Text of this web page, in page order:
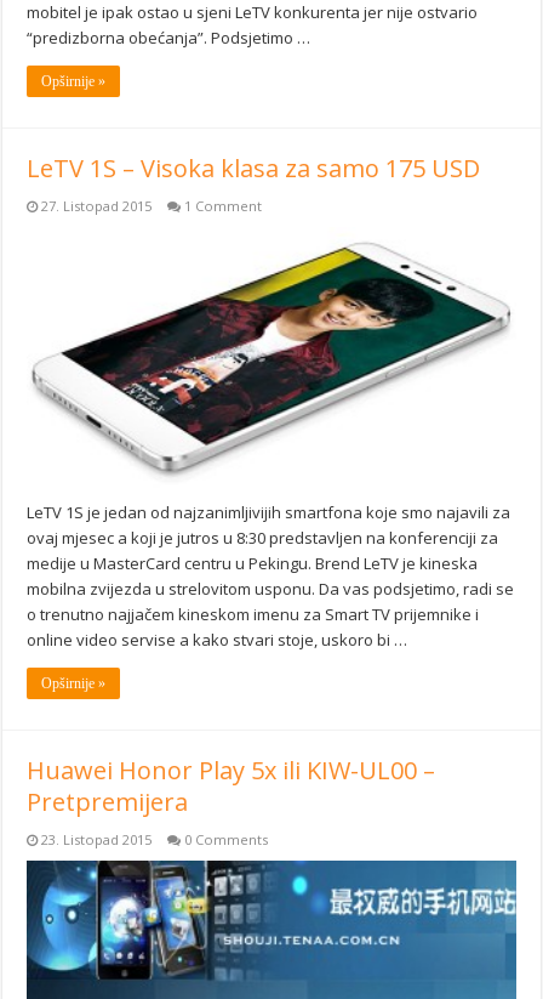
mobitel je ipak ostao u sjeni LeTV konkurenta jer nije ostvario
“predizborna obećanja”. Podsjetimo …
Opširnije »
LeTV 1S – Visoka klasa za samo 175 USD
27. Listopad 2015 1 Comment
LeTV 1S je jedan od najzanimljivijih smartfona koje smo najavili za
ovaj mjesec a koji je jutros u 8:30 predstavljen na konferenciji za
medije u MasterCard centru u Pekingu. Brend LeTV je kineska
mobilna zvijezda u strelovitom usponu. Da vas podsjetimo, radi se
o trenutno najjačem kineskom imenu za Smart TV prijemnike i
online video servise a kako stvari stoje, uskoro bi …
Opširnije »
Huawei Honor Play 5x ili KIW-UL00 –
Pretpremijera
23. Listopad 2015 0 Comments